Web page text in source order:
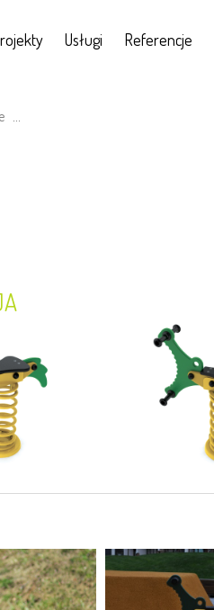
Usługi Referencje
...